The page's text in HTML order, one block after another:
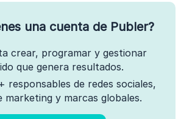
una cuenta de Publer?
crear, programar y gestionar
que genera resultados.
responsables de redes sociales,
marketing y marcas globales.